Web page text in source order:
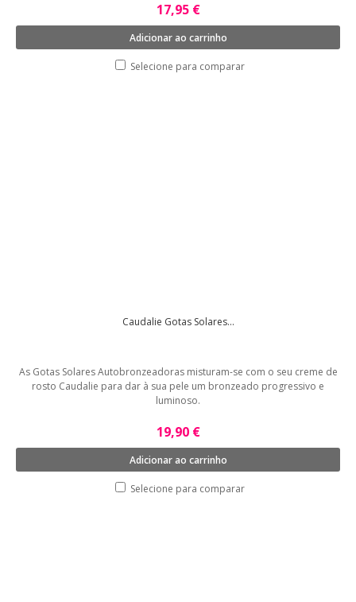
17,95 €
Adicionar ao carrinho
Selecione para comparar
Caudalie Gotas Solares...
As Gotas Solares Autobronzeadoras misturam-se com o seu creme de
rosto Caudalie para dar à sua pele um bronzeado progressivo e
luminoso.
19,90 €
Adicionar ao carrinho
Selecione para comparar